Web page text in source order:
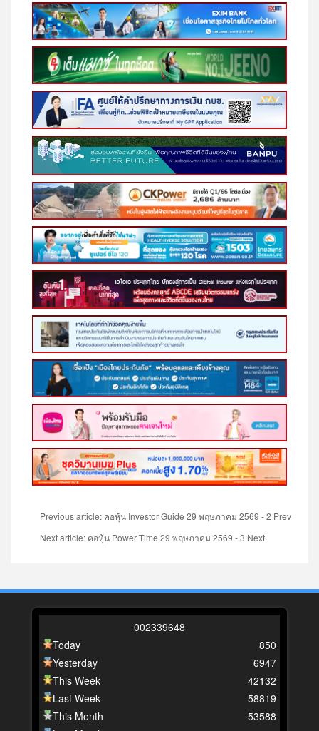
Previous article: คอหุ้น Investor Guide 29 พฤษภาคม 2569 - 2 Prev
Next article: คอหุ้น Power Time 29 พฤษภาคม 2569 - 3 Next
002339648
Today
Yesterday
This Week
Last Week
This Month
850
6947
42132
58819
53588